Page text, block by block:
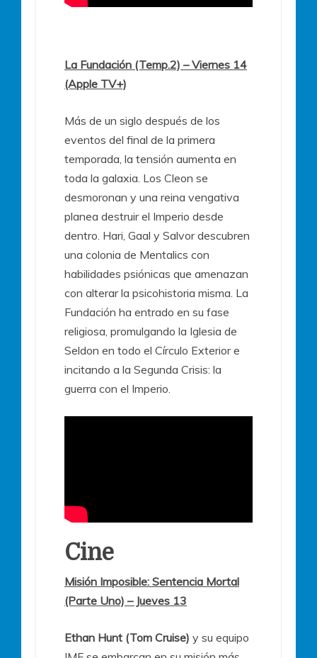
La Fundación (Temp.2) – Viernes 14
(Apple TV+)
Más de un siglo después de los
eventos del final de la primera
temporada, la tensión aumenta en
toda la galaxia. Los Cleon se
desmoronan y una reina vengativa
planea destruir el Imperio desde
dentro. Hari, Gaal y Salvor descubren
una colonia de Mentalics con
habilidades psiónicas que amenazan
con alterar la psicohistoria misma. La
Fundación ha entrado en su fase
religiosa, promulgando la Iglesia de
Seldon en todo el Círculo Exterior e
incitando a la Segunda Crisis: la
guerra con el Imperio.
Cine
Misión Imposible: Sentencia Mortal
(Parte Uno) – Jueves 13
Ethan Hunt (Tom Cruise) y su equipo